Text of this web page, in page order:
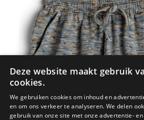
Deze website maakt gebruik
cookies.
We gebruiken cookies om inhoud en
en om ons verkeer te analyseren. We delen
gebruik van onze site met onze advertentie-